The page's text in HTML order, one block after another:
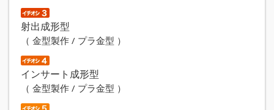
射出成形型
（ 金型製作 / プラ金型 ）
インサート成形型
（ 金型製作 / プラ金型 ）